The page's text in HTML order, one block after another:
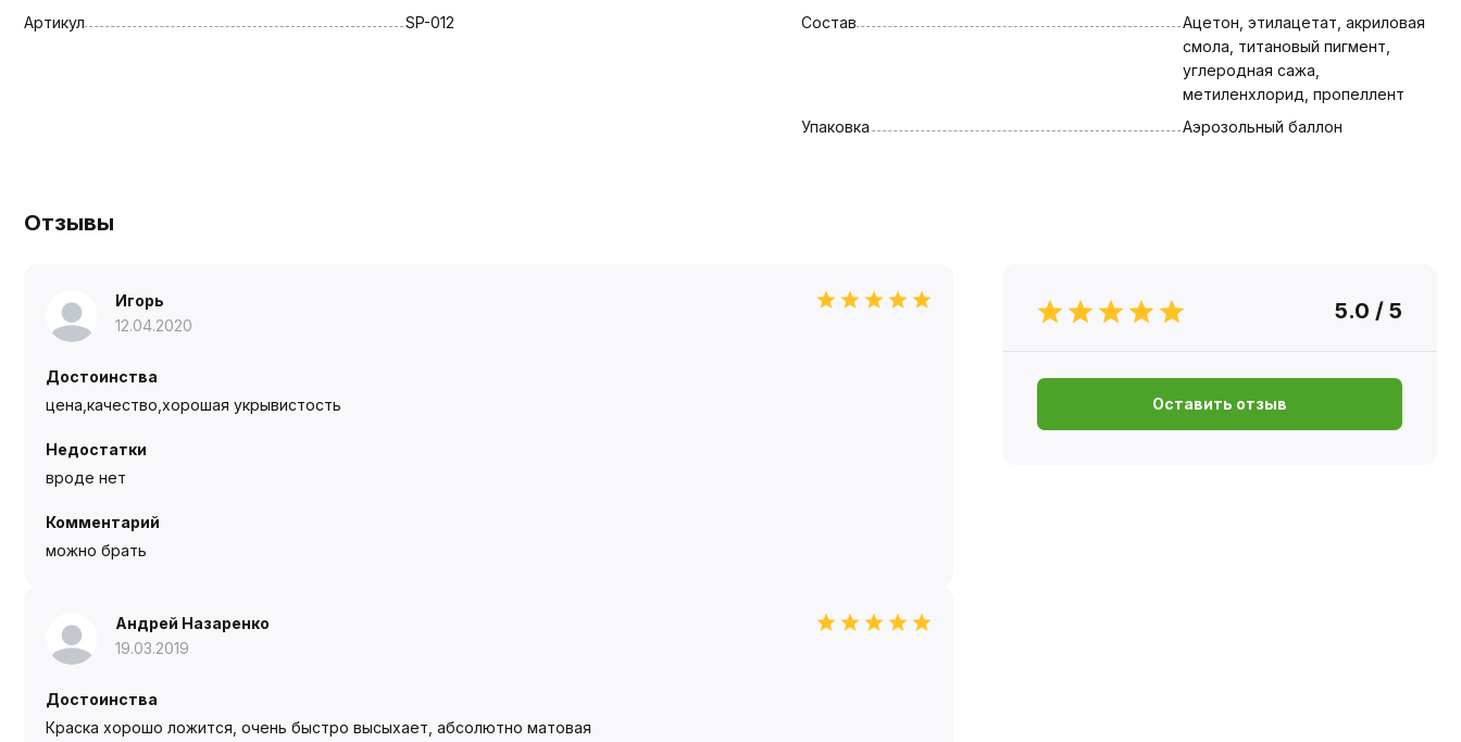
Артикул
SP-012
Состав
Ацетон, этилацетат, акриловая
смола, титановый пигмент,
углеродная сажа,
метиленхлорид, пропеллент
Упаковка
Аэрозольный баллон
Отзывы
Игорь
12.04.2020
Достоинства
цена,качество,хорошая укрывистость
Недостатки
вроде нет
Комментарий
можно брать
Андрей Назаренко
19.03.2019
Достоинства
Краска хорошо ложится, очень быстро высыхает, абсолютно матовая
5.0 / 5
Оставить отзыв